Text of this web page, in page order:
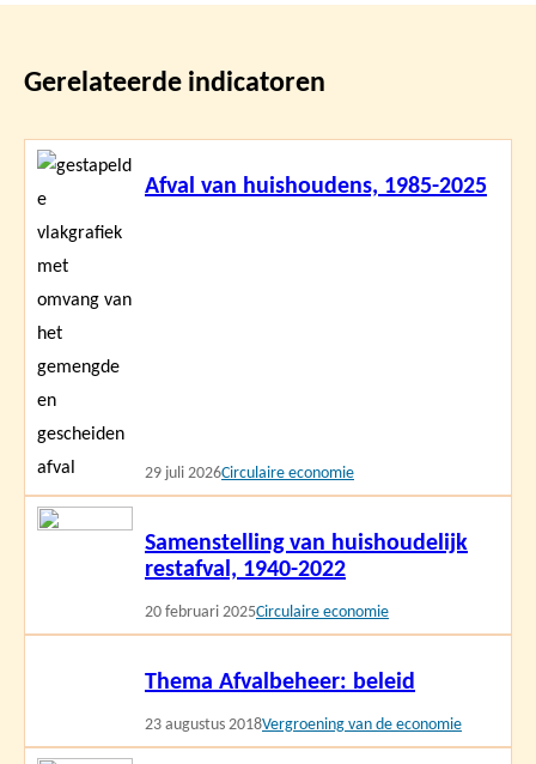
Gerelateerde indicatoren
Afval van huishoudens, 1985-2025
29 juli 2026Circulaire economie
Lees
Samenstelling van huishoudelijk
restafval, 1940-2022
20 februari 2025Circulaire economie
Lees
Thema Afvalbeheer: beleid
23 augustus 2018Vergroening van de economie